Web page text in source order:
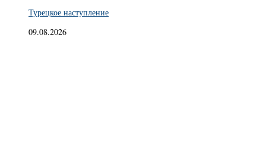
Турецкое наступление
09.08.2026